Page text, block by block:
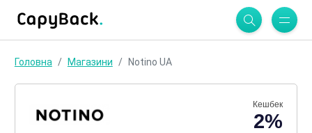
Головна Магазини Notino UA
Кешбек
2%